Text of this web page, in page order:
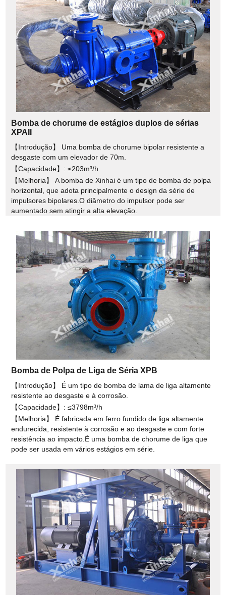
Bomba de chorume de estágios duplos de sérias
XPAII
【Introdução】 Uma bomba de chorume bipolar resistente a
desgaste com um elevador de 70m.
【Capacidade】: ≤203m³/h
【Melhoria】 A bomba de Xinhai é um tipo de bomba de polpa
horizontal, que adota principalmente o design da série de
impulsores bipolares.O diâmetro do impulsor pode ser
aumentado sem atingir a alta elevação.
Bomba de Polpa de Liga de Séria XPB
【Introdução】 É um tipo de bomba de lama de liga altamente
resistente ao desgaste e à corrosão.
【Capacidade】: ≤3798m³/h
【Melhoria】 É fabricada em ferro fundido de liga altamente
endurecida, resistente à corrosão e ao desgaste e com forte
resistência ao impacto.É uma bomba de chorume de liga que
pode ser usada em vários estágios em série.